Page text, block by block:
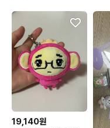
19,140원